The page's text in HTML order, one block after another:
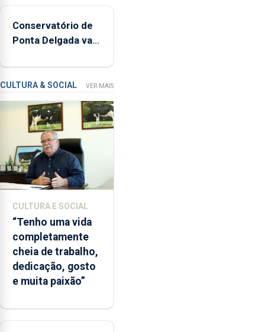
inspeções
relacionadas
a
apanha
ilegal
lapas
2022
e
2026.
ilha
das
Flores
apresenta
um
“decréscimo
da
Conservatório de
Ponta Delgada vai
instrumentos
CULTURA & SOCIAL VER MAIS
CULTURA E SOCIAL
“Tenho uma vida
completamente
cheia de trabalho,
dedicação, gosto
e muita paixão”